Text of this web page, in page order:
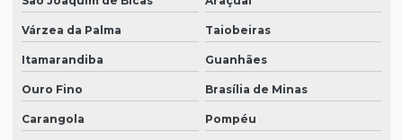
Várzea da Palma Taiobeiras
Itamarandiba Guanhães
Ouro Fino Brasília de Minas
Carangola Pompéu